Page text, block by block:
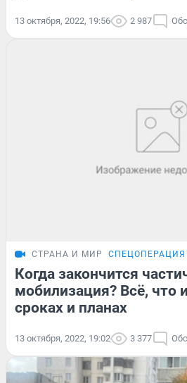
13 октября, 2022, 19:56 2 987
СТРАНА И МИР
Когда закончится
мобилизация? Всё, что
сроках и планах
13 октября, 2022, 19:02 3 377